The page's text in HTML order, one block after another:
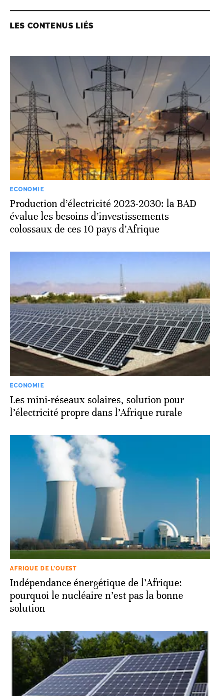
LES CONTENUS LIÉS
ECONOMIE
Production d’électricité 2023-2030: la BAD
évalue les besoins d’investissements
colossaux de ces 10 pays d’Afrique
ECONOMIE
Les mini-réseaux solaires, solution pour
l’électricité propre dans l’Afrique rurale
AFRIQUE DE L’OUEST
Indépendance énergétique de l’Afrique:
pourquoi le nucléaire n’est pas la bonne
solution